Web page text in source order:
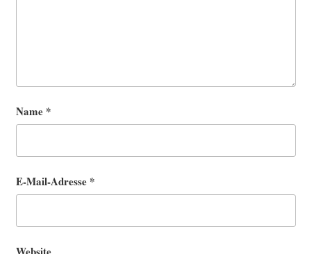
Name *
E-Mail-Adresse *